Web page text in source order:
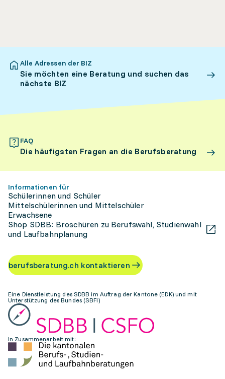
Alle Adressen der BIZ
Sie möchten eine Beratung und suchen das
nächste BIZ
FAQ
Die häufigsten Fragen an die Berufsberatung
Informationen für
Schülerinnen und Schüler
Mittelschülerinnen und Mittelschüler
Erwachsene
Shop SDBB: Broschüren zu Berufswahl, Studienwahl
und Laufbahnplanung
berufsberatung.ch kontaktieren
Eine Dienstleistung des SDBB im Auftrag der Kantone (EDK) und mit
Unterstützung des Bundes (SBFI)
In Zusammenarbeit mit: